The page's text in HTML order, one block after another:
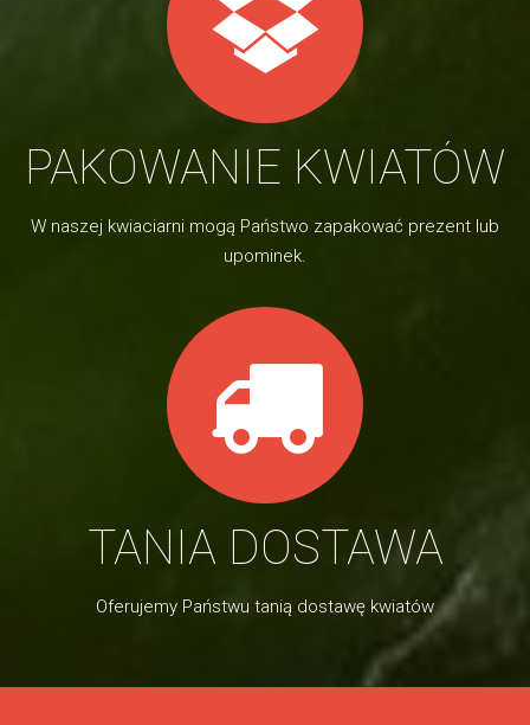
PAKOWANIE KWIATÓW
W naszej kwiaciarni mogą Państwo zapakować prezent lub
upominek.
TANIA DOSTAWA
Oferujemy Państwu tanią dostawę kwiatów